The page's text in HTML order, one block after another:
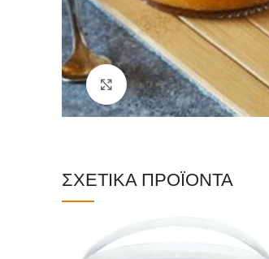
Click to enlarge
ΣΧΕΤΙΚΆ ΠΡΟΪΌΝΤΑ